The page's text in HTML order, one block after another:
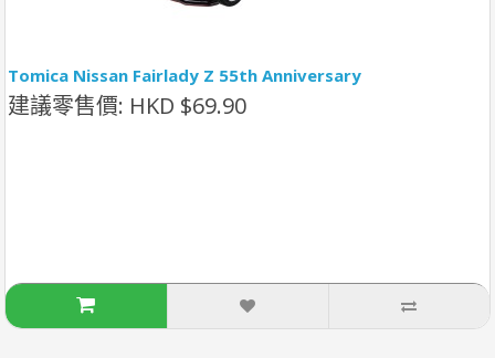
Tomica Nissan Fairlady Z 55th Anniversary
建議零售價: HKD $69.90